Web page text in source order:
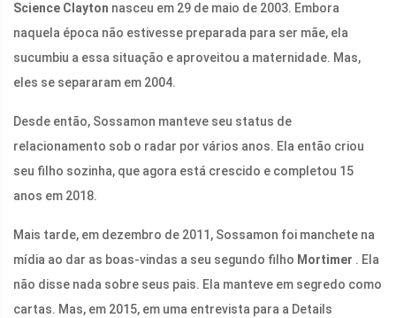
Science Clayton nasceu em 29 de maio de 2003. Embora
naquela época não estivesse preparada para ser mãe, ela
sucumbiu a essa situação e aproveitou a maternidade. Mas,
eles se separaram em 2004.
Desde então, Sossamon manteve seu status de
relacionamento sob o radar por vários anos. Ela então criou
seu filho sozinha, que agora está crescido e completou 15
anos em 2018.
Mais tarde, em dezembro de 2011, Sossamon foi manchete na
mídia ao dar as boas-vindas a seu segundo filho Mortimer . Ela
não disse nada sobre seus pais. Ela manteve em segredo como
cartas. Mas, em 2015, em uma entrevista para a Details